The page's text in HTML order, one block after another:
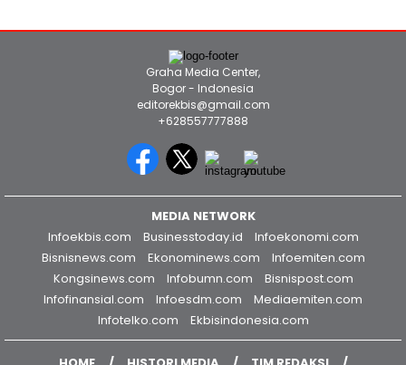
Korea, One Destination at a Time”
Graha Media Center,
Bogor - Indonesia
editorekbis@gmail.com
+628557777888
MEDIA NETWORK
Infoekbis.com
Businesstoday.id
Infoekonomi.com
Kongsinews.com
Infobumn.com
Bisnispost.com